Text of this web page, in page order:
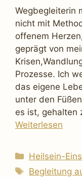
Wegbegleiterin
nicht mit
offenem
geprägt von
Prozesse. Ich
das eigene
unter den
es ist, gehalten
Weiterlesen
Kategorien
Heilsein-
Schlagwörter
Begleitung